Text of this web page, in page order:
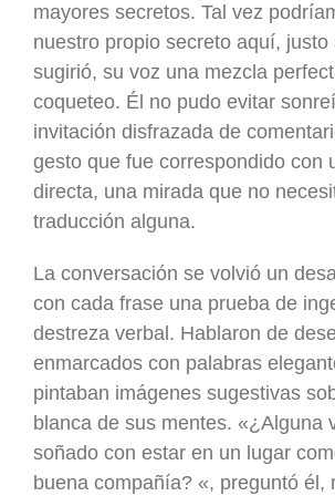
mayores secretos. Tal vez
nuestro propio secreto aquí, justo
sugirió, su voz una mezcla
coqueteo. Él no pudo evitar
invitación disfrazada de
gesto que fue correspondido con
directa, una mirada que no
traducción alguna.
La conversación se volvió un
con cada frase una prueba de
destreza verbal. Hablaron de
enmarcados con palabras
pintaban imágenes sugestivas
blanca de sus mentes. «¿Alguna
soñado con estar en un lugar
buena compañía? «, preguntó él,